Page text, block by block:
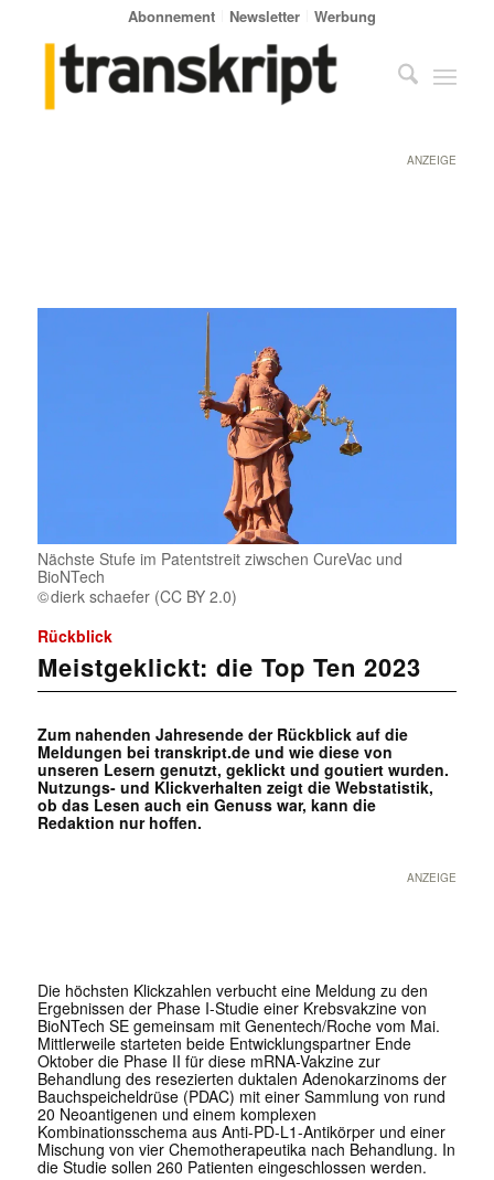
Abonnement Newsletter Werbung
ANZEIGE
Nächste Stufe im Patentstreit ziwschen CureVac und
BioNTech
dierk schaefer (CC BY 2.0)
Rückblick
Meistgeklickt: die Top Ten 2023
Zum nahenden Jahresende der Rückblick auf die
Meldungen bei transkript.de und wie diese von
unseren Lesern genutzt, geklickt und goutiert wurden.
Nutzungs- und Klickverhalten zeigt die Webstatistik,
ob das Lesen auch ein Genuss war, kann die
Redaktion nur hoffen.
ANZEIGE
Die höchsten Klickzahlen verbucht eine Meldung zu den
Ergebnissen der Phase I-Studie einer Krebsvakzine von
BioNTech SE gemeinsam mit Genentech/Roche vom Mai.
Mittlerweile starteten beide Entwicklungspartner Ende
Oktober die Phase II für diese mRNA-Vakzine zur
Behandlung des resezierten duktalen Adenokarzinoms der
Bauchspeicheldrüse (PDAC) mit einer Sammlung von rund
20 Neoantigenen und einem komplexen
Kombinationsschema aus Anti-PD-L1-Antikörper und einer
Mischung von vier Chemotherapeutika nach Behandlung. In
die Studie sollen 260 Patienten eingeschlossen werden.